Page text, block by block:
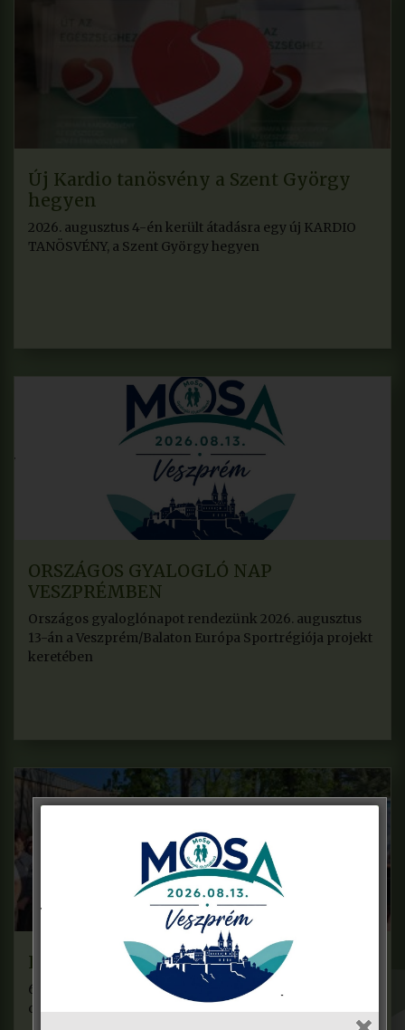
Új Kardio tanösvény a Szent György
hegyen
2026. augusztus 4-én került átadásra egy új KARDIO
TANÖSVÉNY, a Szent György hegyen
ORSZÁGOS GYALOGLÓ NAP
VESZPRÉMBEN
Országos gyaloglónapot rendezünk 2026. augusztus
13-án a Veszprém/Balaton Európa Sportrégiója projekt
keretében
LILA SZALAG
67 gyalogló klub összefogásával valósul meg az
országos staféta